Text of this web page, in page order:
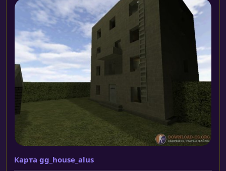
Карта gg_house_alus